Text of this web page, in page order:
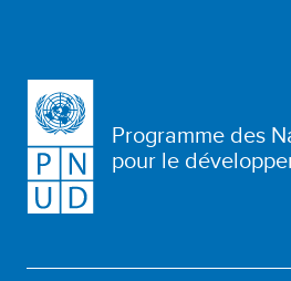
Programme des
pour le